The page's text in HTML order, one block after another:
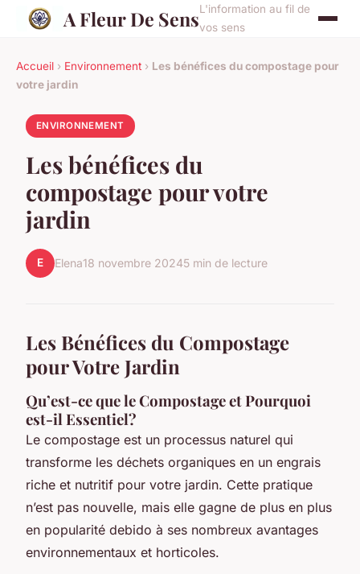
A Fleur De SensL'information au fil de
vos sens
Accueil › Environnement › Les bénéfices du compostage pour
votre jardin
ENVIRONNEMENT
Les bénéfices du
compostage pour votre
jardin
E Elena18 novembre 20245 min de lecture
Les Bénéfices du Compostage
pour Votre Jardin
Qu’est-ce que le Compostage et Pourquoi
est-il Essentiel?
Le compostage est un processus naturel qui
transforme les déchets organiques en un engrais
riche et nutritif pour votre jardin. Cette pratique
n’est pas nouvelle, mais elle gagne de plus en plus
en popularité debido à ses nombreux avantages
environnementaux et horticoles.